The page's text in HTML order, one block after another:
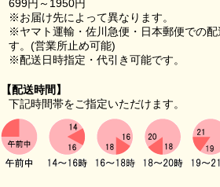
699円～1950円
※お届け先によって異なります。
※ヤマト運輸・佐川急便・日本郵便での配
す。(営業所止め可能)
※配送日時指定・代引き可能です。
【配送時間】
下記時間帯をご指定いただけます。